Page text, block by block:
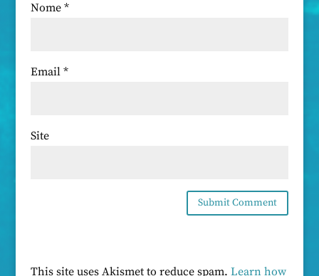
Nome *
Email *
Site
This site uses Akismet to reduce spam. Learn how